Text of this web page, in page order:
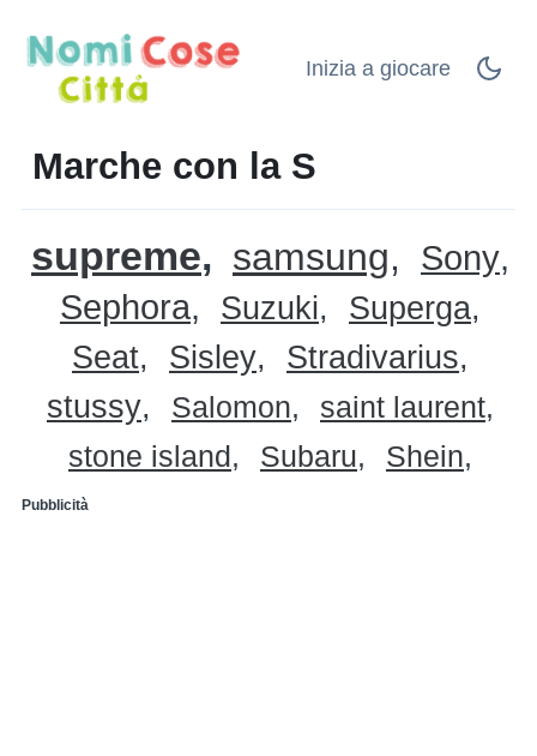
Inizia a giocare
Marche con la S
supreme samsung
Sony
Sephora
Suzuki
Superga
Seat
Sisley
Stradivarius
stussy
Salomon
saint laurent
stone island
Subaru Shein
Pubblicità